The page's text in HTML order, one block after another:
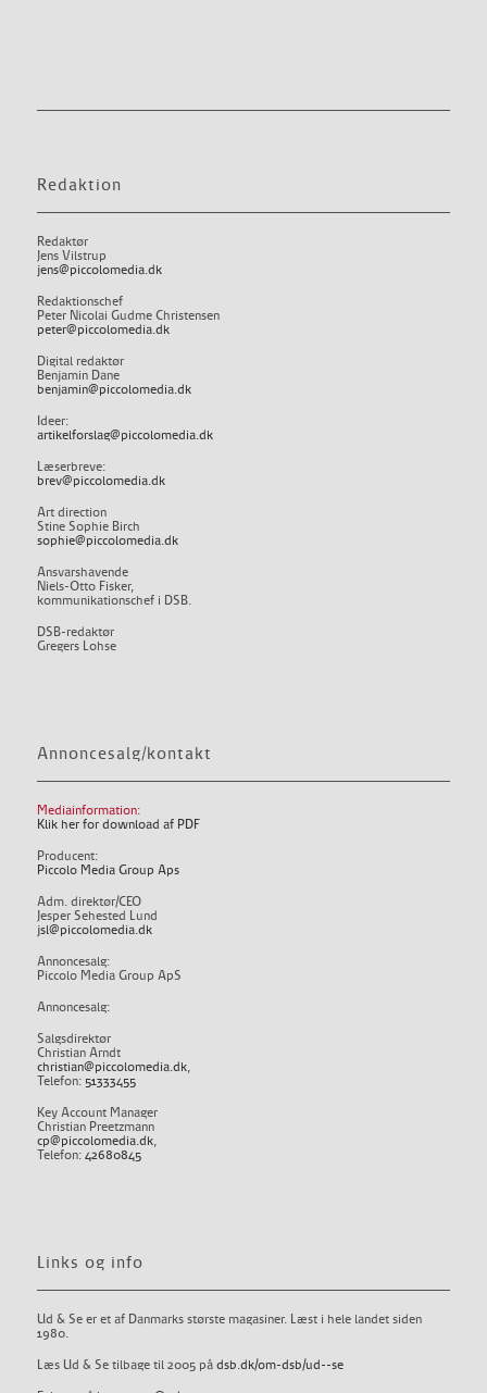
Redaktion
Redaktør
Jens Vilstrup
jens@piccolomedia.dk
Redaktionschef
Peter Nicolai Gudme Christensen
peter@piccolomedia.dk
Digital redaktør
Benjamin Dane
benjamin@piccolomedia.dk
Ideer:
artikelforslag@piccolomedia.dk
Læserbreve:
brev@piccolomedia.dk
Art direction
Stine Sophie Birch
sophie@piccolomedia.dk
Ansvarshavende
Niels-Otto Fisker,
kommunikationschef i DSB.
DSB-redaktør
Gregers Lohse
Annoncesalg/kontakt
Mediainformation:
Klik her for download af PDF
Producent:
Piccolo Media Group Aps
Adm. direktør/CEO
Jesper Sehested Lund
jsl@piccolomedia.dk
Annoncesalg:
Piccolo Media Group ApS
Annoncesalg:
Salgsdirektør
Christian Arndt
christian@piccolomedia.dk,
Telefon: 51333455
Key Account Manager
Christian Preetzmann
cp@piccolomedia.dk,
Telefon: 42680845
Links og info
Ud & Se er et af Danmarks største magasiner. Læst i hele landet siden
1980.
Læs Ud & Se tilbage til 2005 på dsb.dk/om-dsb/ud--se